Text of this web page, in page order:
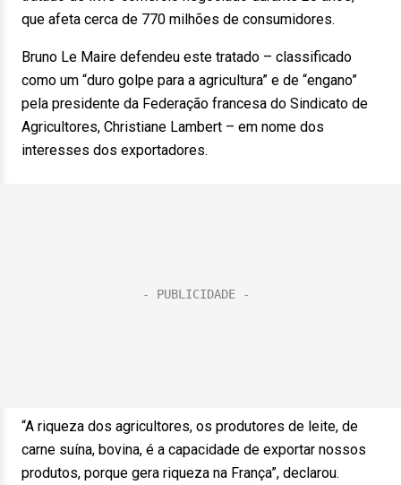
que afeta cerca de 770 milhões de consumidores.
Bruno Le Maire defendeu este tratado – classificado
como um “duro golpe para a agricultura” e de “engano”
pela presidente da Federação francesa do Sindicato de
Agricultores, Christiane Lambert – em nome dos
interesses dos exportadores.
“A riqueza dos agricultores, os produtores de leite, de
carne suína, bovina, é a capacidade de exportar nossos
produtos, porque gera riqueza na França”, declarou.